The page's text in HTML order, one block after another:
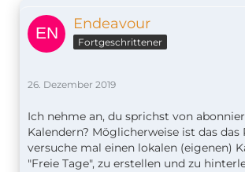
Endeavour
Fortgeschrittener
26. Dezember 2019
Ich nehme an, du sprichst von
Kalendern? Möglicherweise ist das das
versuche mal einen lokalen (eigenen)
"Freie Tage", zu erstellen und zu